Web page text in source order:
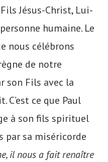
Jésus-Christ, Lui-
humaine. Le
nous célébrons
de notre
son Fils avec la
C’est ce que Paul
à son fils spirituel
par sa miséricorde
il nous a fait renaître